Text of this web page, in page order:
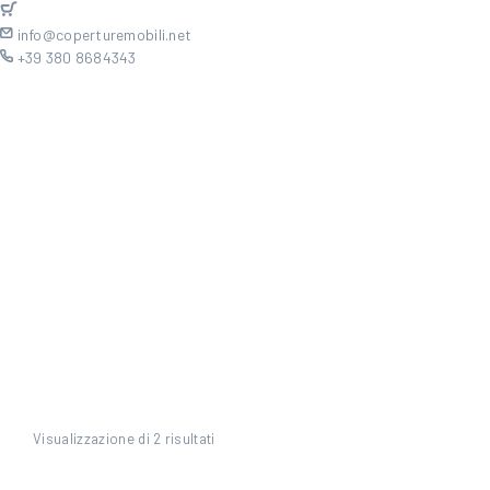
info@coperturemobili.net
+39 380 8684343
Visualizzazione di 2 risultati